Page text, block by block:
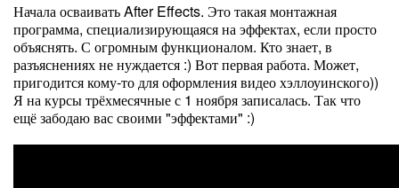
Начала осваивать After Effects. Это такая монтажная
программа, специализирующаяся на эффектах, если просто
объяснять. С огромным функционалом. Кто знает, в
разъяснениях не нуждается :) Вот первая работа. Может,
пригодится кому-то для оформления видео хэллоуинского))
Я на курсы трёхмесячные с 1 ноября записалась. Так что
ещё забодаю вас своими "эффектами" :)